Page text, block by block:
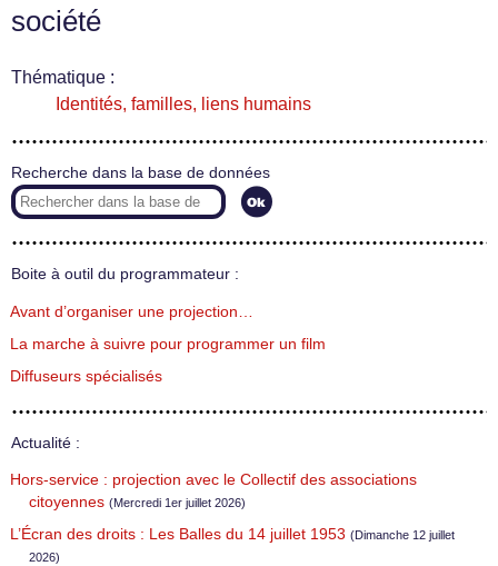
société
Thématique :
Identités, familles, liens humains
Recherche dans la base de données
Boite à outil du programmateur :
Avant d’organiser une projection…
La marche à suivre pour programmer un film
Diffuseurs spécialisés
Actualité :
Hors-service : projection avec le Collectif des associations
citoyennes (Mercredi 1er juillet 2026)
L’Écran des droits : Les Balles du 14 juillet 1953 (Dimanche 12 juillet
2026)